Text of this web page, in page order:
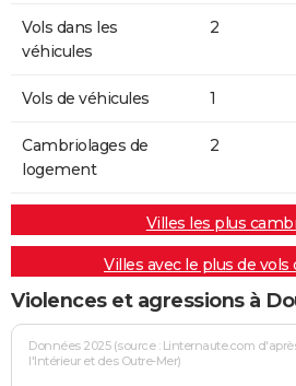
Vols dans les
véhicules
2
Vols de véhicules 1
Cambriolages de
logement
2
Villes les plus
Villes avec le plus de vols
Violences et agressions à
Données 2025 (source : Linternaute.com
l'Intérieur et des Outre-Mer)